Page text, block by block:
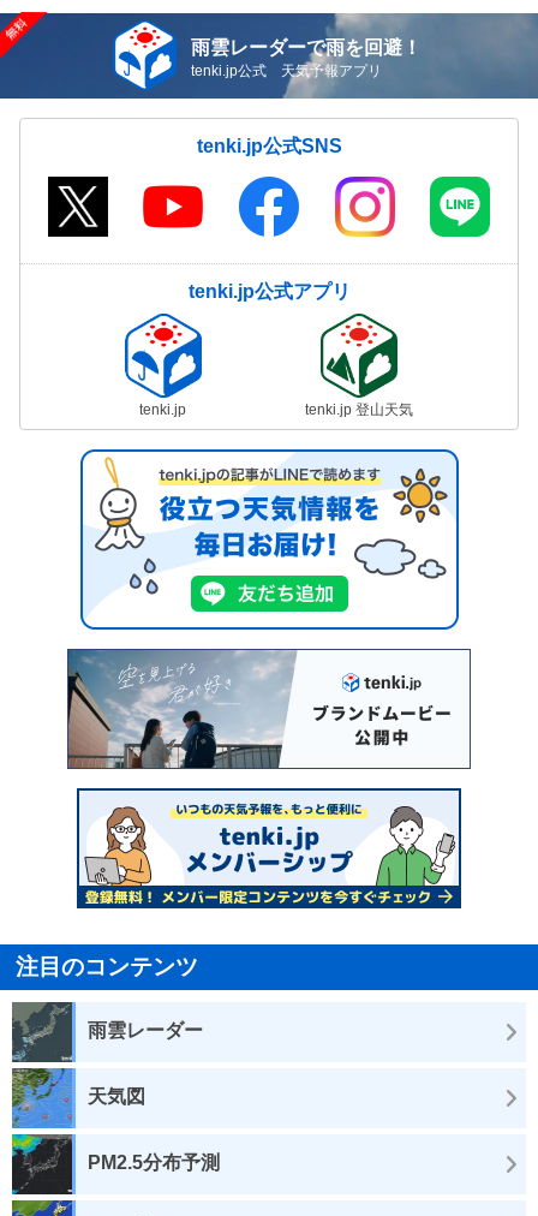
雨雲レーダーで雨を回避！
tenki.jp公式 天気予報アプリ
tenki.jp公式SNS
tenki.jp公式アプリ
tenki.jp tenki.jp 登山天気
注目のコンテンツ
雨雲レーダー
天気図
PM2.5分布予測